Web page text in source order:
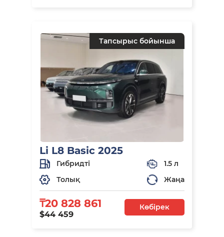
Тапсырыс бойынша
Li L8 Basic 2025
Гибридті
1.5 л
Толық
Жаңа
₸20 828 861
$44 459
Көбірек